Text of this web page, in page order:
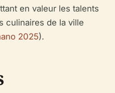
en valeur les talents
culinaires de la ville
2025).